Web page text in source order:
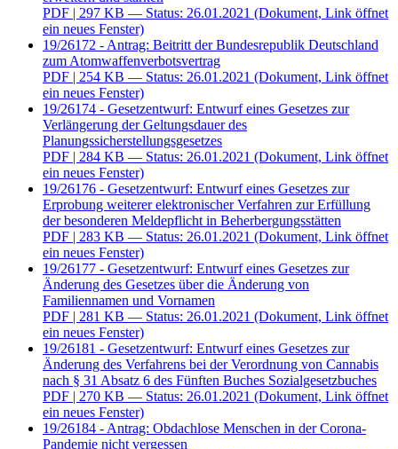
PDF | 297 KB — Status: 26.01.2021 (Dokument, Link öffnet
ein neues Fenster)
19/26172 - Antrag: Beitritt der Bundesrepublik Deutschland
zum Atomwaffenverbotsvertrag
PDF | 254 KB — Status: 26.01.2021 (Dokument, Link öffnet
ein neues Fenster)
19/26174 - Gesetzentwurf: Entwurf eines Gesetzes zur
Verlängerung der Geltungsdauer des
Planungssicherstellungsgesetzes
PDF | 284 KB — Status: 26.01.2021 (Dokument, Link öffnet
ein neues Fenster)
19/26176 - Gesetzentwurf: Entwurf eines Gesetzes zur
Erprobung weiterer elektronischer Verfahren zur Erfüllung
der besonderen Meldepflicht in Beherbergungsstätten
PDF | 283 KB — Status: 26.01.2021 (Dokument, Link öffnet
ein neues Fenster)
19/26177 - Gesetzentwurf: Entwurf eines Gesetzes zur
Änderung des Gesetzes über die Änderung von
Familiennamen und Vornamen
PDF | 281 KB — Status: 26.01.2021 (Dokument, Link öffnet
ein neues Fenster)
19/26181 - Gesetzentwurf: Entwurf eines Gesetzes zur
Änderung des Verfahrens bei der Verordnung von Cannabis
nach § 31 Absatz 6 des Fünften Buches Sozialgesetzbuches
PDF | 270 KB — Status: 26.01.2021 (Dokument, Link öffnet
ein neues Fenster)
19/26184 - Antrag: Obdachlose Menschen in der Corona-
Pandemie nicht vergessen